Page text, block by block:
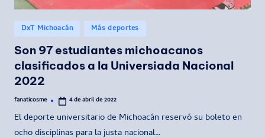
Publicado
en
DxT Michoacán Más deportes
Son 97 estudiantes michoacanos
clasificados a la Universiada Nacional
2022
Publicado
fanaticosme 4 de abril de 2022
El deporte universitario de Michoacán reservó su boleto en
ocho disciplinas para la justa nacional…